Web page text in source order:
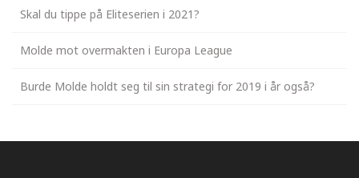
Skal du tippe på Eliteserien i 2021?
Molde mot overmakten i Europa League
Burde Molde holdt seg til sin strategi for 2019 i år også?